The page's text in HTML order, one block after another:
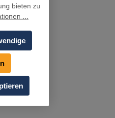
bieten zu
...